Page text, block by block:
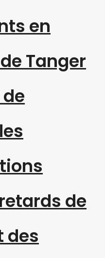
en
Tanger
de
des